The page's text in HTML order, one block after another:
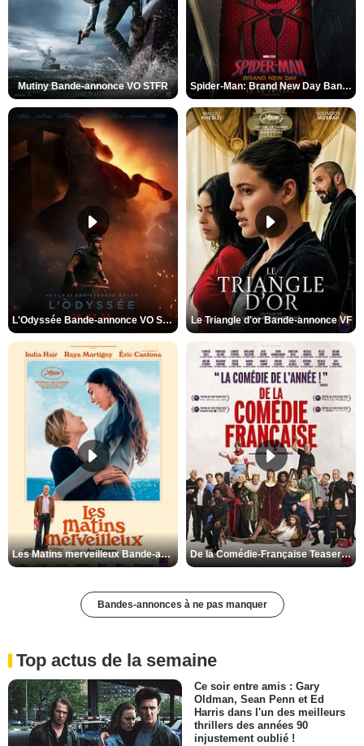
Mutiny Bande-annonce VO STFR Spider-Man: Brand New Day Bande-annonce VO STFR
L'Odyssée Bande-annonce VO STFR Le Triangle d'or Bande-annonce VF
Les Matins merveilleux Bande-annonce VF De la Comédie-Française Teaser VF
Bandes-annonces à ne pas manquer
Top actus de la semaine
Ce soir entre amis : Gary
Oldman, Sean Penn et Ed
Harris dans l'un des meilleurs
thrillers des années 90
injustement oublié !